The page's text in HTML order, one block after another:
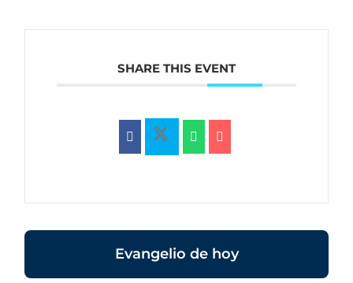
SHARE THIS EVENT
Evangelio de hoy